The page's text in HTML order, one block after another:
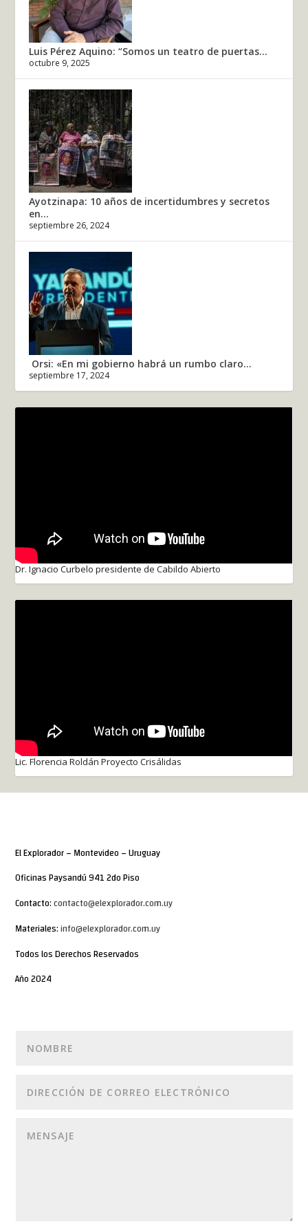
Luis Pérez Aquino: “Somos un teatro de puertas...
octubre 9, 2025
Ayotzinapa: 10 años de incertidumbres y secretos
en...
septiembre 26, 2024
Orsi: «En mi gobierno habrá un rumbo claro...
septiembre 17, 2024
Dr. Ignacio Curbelo presidente de Cabildo Abierto
Lic. Florencia Roldán Proyecto Crisálidas
El Explorador – Montevideo – Uruguay
Oficinas Paysandú 941 2do Piso
Contacto:contacto@elexplorador.com.uy
Materiales:info@elexplorador.com.uy
Todos los Derechos Reservados
Año 2024